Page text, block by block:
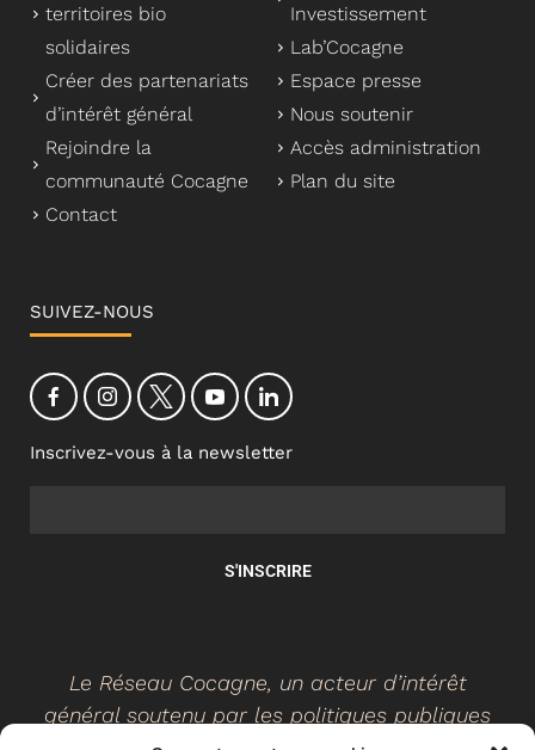
territoires bio
solidaires
Créer des partenariats
d’intérêt général
Rejoindre la
communauté Cocagne
Contact
Investissement
Lab’Cocagne
Espace presse
Nous soutenir
Accès administration
Plan du site
SUIVEZ-NOUS
Inscrivez-vous à la newsletter
S'INSCRIRE
Le Réseau Cocagne, un acteur d’intérêt
général soutenu par les politiques publiques